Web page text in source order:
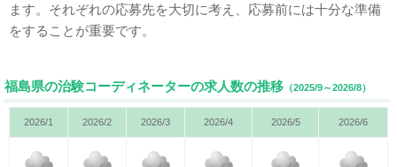
ます。それぞれの応募先を大切に考え、応募前には十分な準備
をすることが重要です。
福島県の治験コーディネーターの求人数の推移 （2025/9～2026/8）
2026/1 2026/2 2026/3 2026/4 2026/5 2026/6